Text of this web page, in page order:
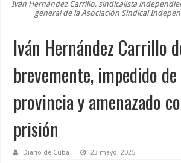
Iván Hernández Carrillo, sindicalista
general de la Asociación Sindical
Iván Hernández Carrillo
brevemente, impedido
provincia y amenazado
prisión
Diario de Cuba 23 mayo, 2025